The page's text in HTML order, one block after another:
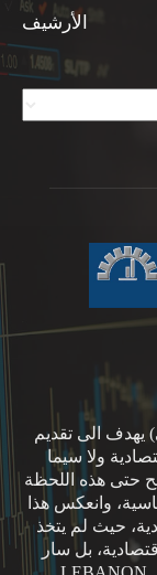
الأرشيف
يهدف الى تقديم
ولا سيما
حتى هذه اللحظة
وانعكس هذا
حيث لم يتخذ
بل سار